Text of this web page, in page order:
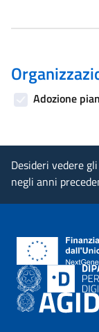
Adozione
Desideri vedere
negli anni